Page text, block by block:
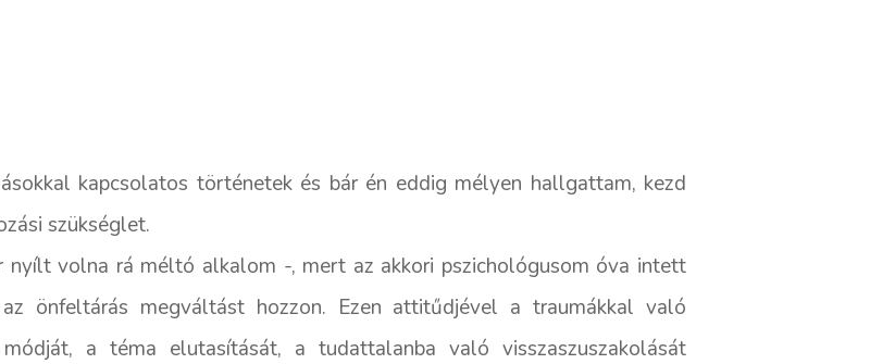
kapcsolatos történetek és bár én eddig mélyen hallgattam, kezd
szükséglet.
volna rá méltó alkalom -, mert az akkori pszichológusom óva intett
önfeltárás megváltást hozzon. Ezen attitűdjével a traumákkal való
a téma elutasítását, a tudattalanba való visszaszuszakolását